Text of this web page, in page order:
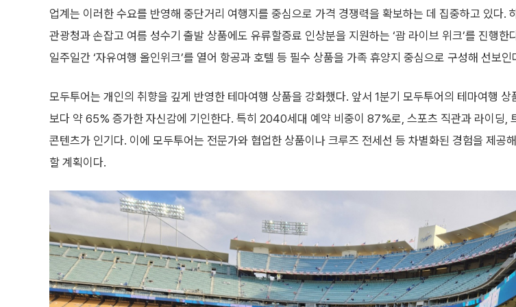
업계는 이러한 수요를 반영해 중단거리 여행지를 중심으로 가격 경쟁력을 확보하는 데 집중하고 있다.
관광청과 손잡고 여름 성수기 출발 상품에도 유류할증료 인상분을 지원하는 ‘괌 라이브 위크’를 진행한
일주일간 ‘자유여행 올인위크’를 열어 항공과 호텔 등 필수 상품을 가족 휴양지 중심으로 구성해 선보인
모두투어는 개인의 취향을 깊게 반영한 테마여행 상품을 강화했다. 앞서 1분기 모두투어의 테마여행 상
보다 약 65% 증가한 자신감에 기인한다. 특히 2040세대 예약 비중이 87%로, 스포츠 직관과 라이딩,
콘텐츠가 인기다. 이에 모두투어는 전문가와 협업한 상품이나 크루즈 전세선 등 차별화된 경험을 제공
할 계획이다.